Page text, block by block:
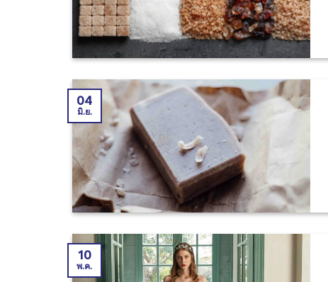
04
มิ.ย.
10
พ.ค.